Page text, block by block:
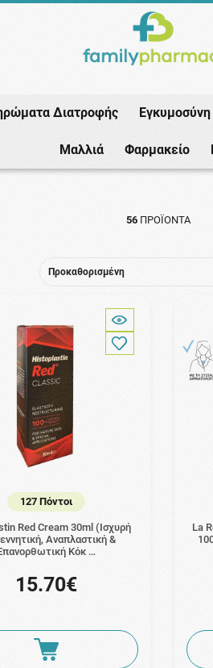
Διατροφής Εγκυμοσύνη
Μαλλιά Φαρμακείο
Αρχική / Καλλυντικά / Πρόσωπο
56 ΠΡΟΪΌΝΤΑ
127 Πόντοι
Red Cream 30ml (Ισχυρή
Αναπλαστική &
Κόκ …
15.70€
La